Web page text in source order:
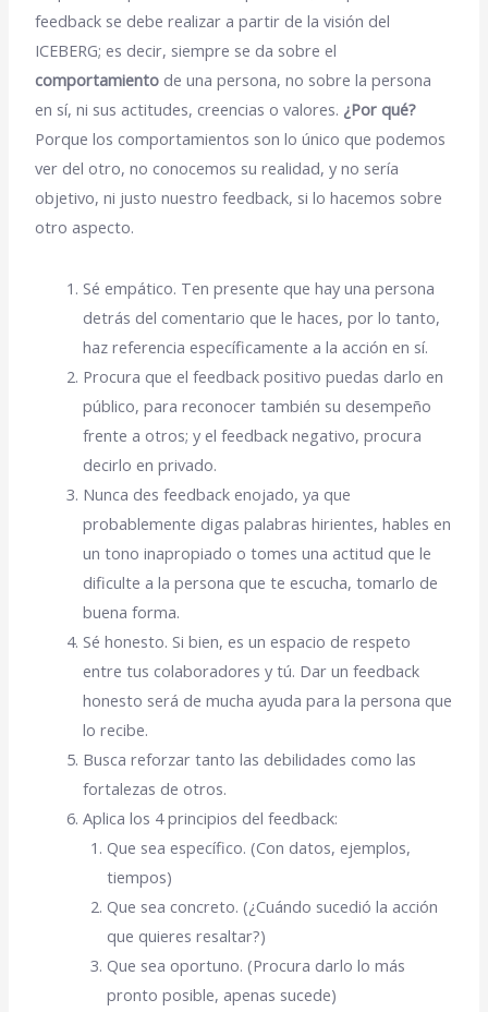
feedback se debe realizar a partir de la visión del
ICEBERG; es decir, siempre se da sobre el
comportamiento de una persona, no sobre la persona
en sí, ni sus actitudes, creencias o valores. ¿Por qué?
Porque los comportamientos son lo único que podemos
ver del otro, no conocemos su realidad, y no sería
objetivo, ni justo nuestro feedback, si lo hacemos sobre
otro aspecto.
Sé empático. Ten presente que hay una persona
detrás del comentario que le haces, por lo tanto,
haz referencia específicamente a la acción en sí.
Procura que el feedback positivo puedas darlo en
público, para reconocer también su desempeño
frente a otros; y el feedback negativo, procura
decirlo en privado.
Nunca des feedback enojado, ya que
probablemente digas palabras hirientes, hables en
un tono inapropiado o tomes una actitud que le
dificulte a la persona que te escucha, tomarlo de
buena forma.
Sé honesto. Si bien, es un espacio de respeto
entre tus colaboradores y tú. Dar un feedback
honesto será de mucha ayuda para la persona que
lo recibe.
Busca reforzar tanto las debilidades como las
fortalezas de otros.
Aplica los 4 principios del feedback:
Que sea específico. (Con datos, ejemplos,
tiempos)
Que sea concreto. (¿Cuándo sucedió la acción
que quieres resaltar?)
Que sea oportuno. (Procura darlo lo más
pronto posible, apenas sucede)